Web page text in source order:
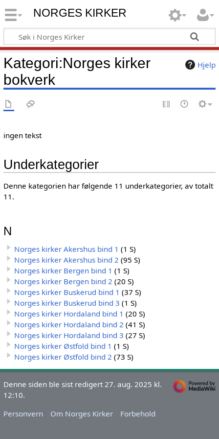
NORGES KIRKER
Hjelp
Kategori:Norges kirker
bokverk
ingen tekst
Underkategorier
Denne kategorien har følgende 11 underkategorier, av totalt
11.
N
Norges kirker Akershus bind 1 (1 S)
Norges kirker Akershus bind 2 (95 S)
Norges kirker Bergen bind 1 (1 S)
Norges kirker Bergen bind 2 (20 S)
Norges kirker Buskerud bind 1 (37 S)
Norges kirker Buskerud bind 3 (1 S)
Norges kirker Hordaland bind 1 (20 S)
Norges kirker Hordaland bind 2 (41 S)
Norges kirker Hordaland bind 3 (27 S)
Norges kirker Østfold bind 1 (1 S)
Norges kirker Østfold bind 2 (73 S)
Denne siden ble sist redigert 27. aug. 2025 kl.
12:10.
Personvern
Om Norges Kirker Forbehold